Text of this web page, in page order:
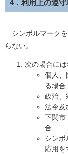
4．利用上の遵守
シンボルマーク
らない。
次の場合に
個人、
る場合
政治、
法令及
下関市
合
シンボ
応用を